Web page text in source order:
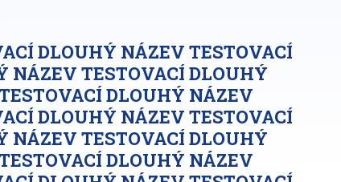
DLOUHÝ NÁZEV TESTOVACÍ
NÁZEV TESTOVACÍ DLOUHÝ
DLOUHÝ NÁZEV
DLOUHÝ NÁZEV TESTOVACÍ
NÁZEV TESTOVACÍ DLOUHÝ
DLOUHÝ NÁZEV